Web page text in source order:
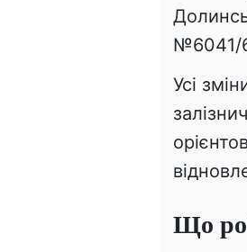
№6041/
Усі
Що